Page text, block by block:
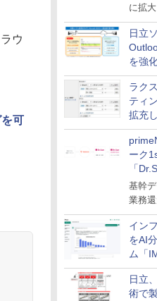
に拡大
日立
を強
送信
を提供
ラク
ティ
拡充
整を
ーク
「
基幹
業務
イン
をAI
ム「
供
日立
術で
ウ
可